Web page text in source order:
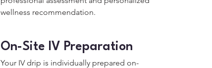
wellness recommendation.
On-Site IV Preparation
Your IV drip is individually prepared on-